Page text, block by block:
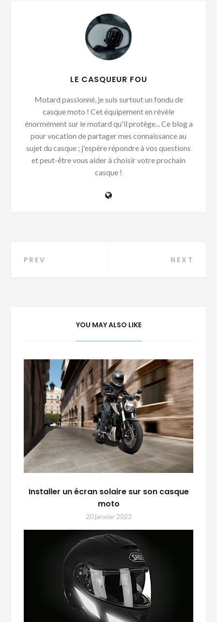
LE CASQUEUR FOU
Motard passionné, je suis surtout un fondu de
casque moto ! Cet équipement en révèle
énormément sur le motard qu'il protège... Ce blog a
pour vocation de partager mes connaissance au
sujet du casque ; j'espère répondre à vos questions
et peut-être vous aider à choisir votre prochain
casque !
Navigation
PREV NEXT
YOU MAY ALSO LIKE
Installer un écran solaire sur son casque
moto
20 janvier 2023